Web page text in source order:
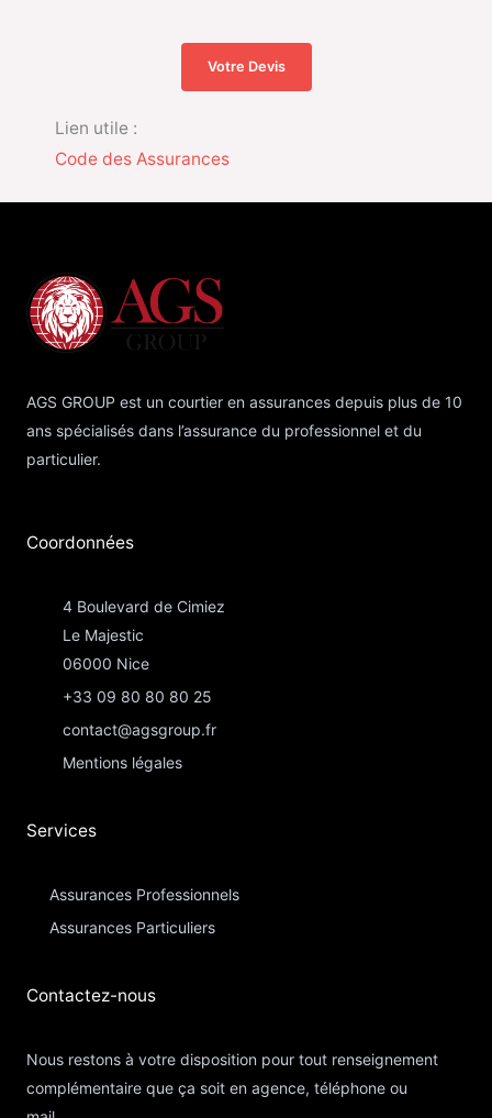
Votre Devis
Lien utile :
Code des Assurances
AGS GROUP est un courtier en assurances depuis plus de 10
ans spécialisés dans l’assurance du professionnel et du
particulier.
Coordonnées​
4 Boulevard de Cimiez
Le Majestic
06000 Nice
+33 09 80 80 80 25
contact@agsgroup.fr
Mentions légales
Services
Assurances Professionnels
Assurances Particuliers​
Contactez-nous​
Nous restons à votre disposition pour tout renseignement
complémentaire que ça soit en agence, téléphone ou